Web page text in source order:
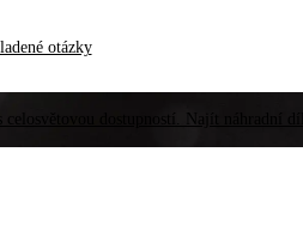
otázky
dostupností. Najít náhradní